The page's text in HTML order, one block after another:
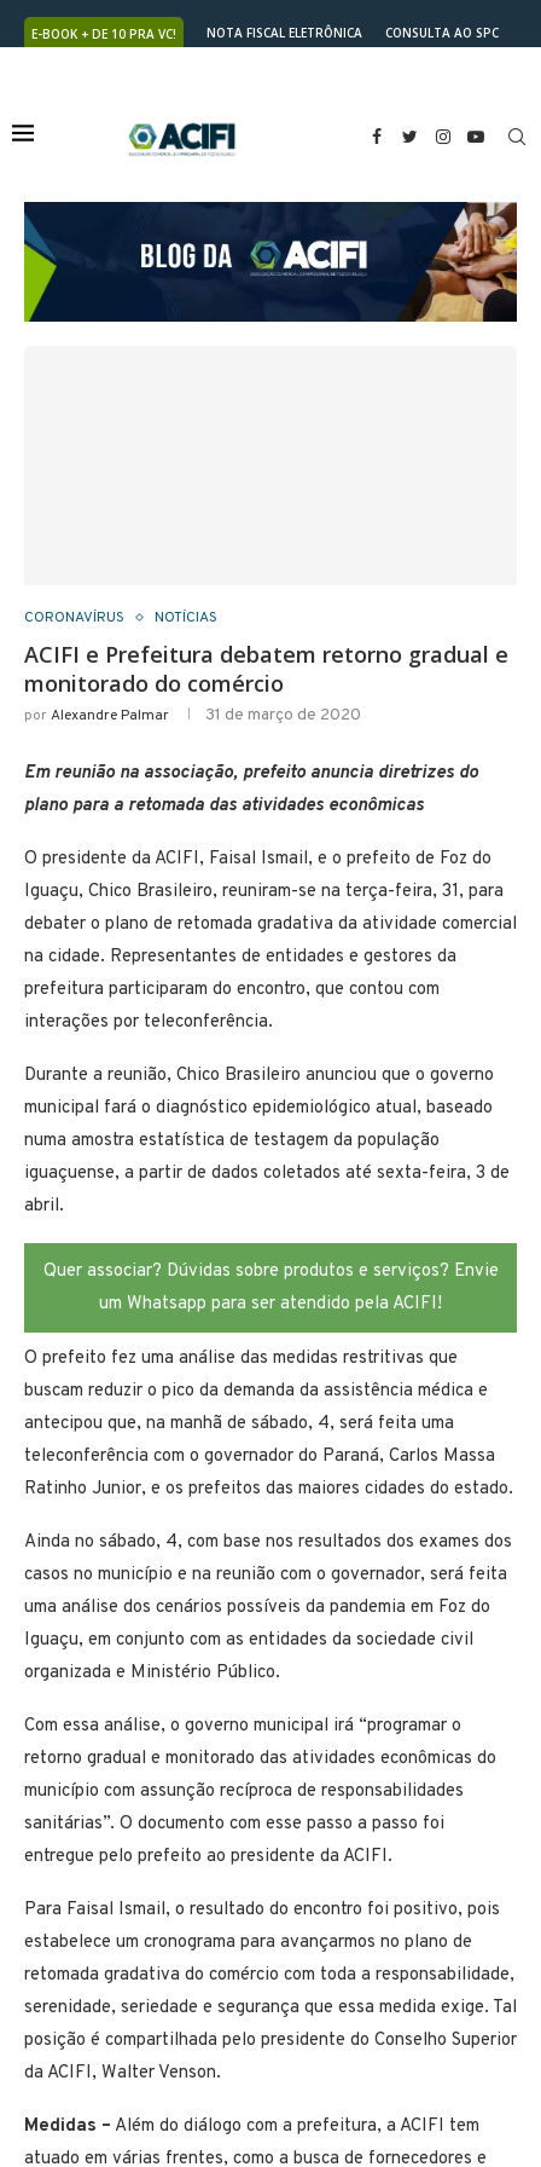
E-BOOK + DE 10 PRA VC! NOTA FISCAL ELETRÔNICA
CONSULTA AO SPC
CORONAVÍRUS NOTÍCIAS
ACIFI e Prefeitura debatem retorno gradual e
monitorado do comércio
porAlexandre Palmar 31 de março de 2020
Em reunião na associação, prefeito anuncia diretrizes do
plano para a retomada das atividades econômicas
O presidente da ACIFI, Faisal Ismail, e o prefeito de Foz do
Iguaçu, Chico Brasileiro, reuniram-se na terça-feira, 31, para
debater o plano de retomada gradativa da atividade comercial
na cidade. Representantes de entidades e gestores da
prefeitura participaram do encontro, que contou com
interações por teleconferência.
Durante a reunião, Chico Brasileiro anunciou que o governo
municipal fará o diagnóstico epidemiológico atual, baseado
numa amostra estatística de testagem da população
iguaçuense, a partir de dados coletados até sexta-feira, 3 de
abril.
Quer associar? Dúvidas sobre produtos e serviços? Envie
um Whatsapp para ser atendido pela ACIFI!
O prefeito fez uma análise das medidas restritivas que
buscam reduzir o pico da demanda da assistência médica e
antecipou que, na manhã de sábado, 4, será feita uma
teleconferência com o governador do Paraná, Carlos Massa
Ratinho Junior, e os prefeitos das maiores cidades do estado.
Ainda no sábado, 4, com base nos resultados dos exames dos
casos no município e na reunião com o governador, será feita
uma análise dos cenários possíveis da pandemia em Foz do
Iguaçu, em conjunto com as entidades da sociedade civil
organizada e Ministério Público.
Com essa análise, o governo municipal irá “programar o
retorno gradual e monitorado das atividades econômicas do
município com assunção recíproca de responsabilidades
sanitárias”. O documento com esse passo a passo foi
entregue pelo prefeito ao presidente da ACIFI.
Para Faisal Ismail, o resultado do encontro foi positivo, pois
estabelece um cronograma para avançarmos no plano de
retomada gradativa do comércio com toda a responsabilidade,
serenidade, seriedade e segurança que essa medida exige. Tal
posição é compartilhada pelo presidente do Conselho Superior
da ACIFI, Walter Venson.
Medidas – Além do diálogo com a prefeitura, a ACIFI tem
atuado em várias frentes, como a busca de fornecedores e